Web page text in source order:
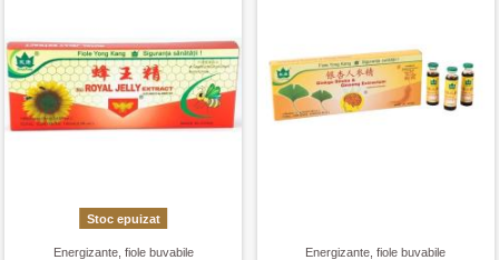
Stoc epuizat
Energizante, fiole buvabile Energizante, fiole buvabile